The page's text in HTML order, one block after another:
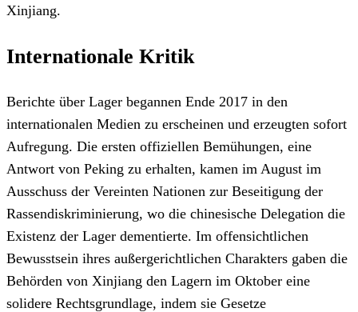
Xinjiang.
Internationale Kritik
Berichte über Lager begannen Ende 2017 in den
internationalen Medien zu erscheinen und erzeugten sofort
Aufregung. Die ersten offiziellen Bemühungen, eine
Antwort von Peking zu erhalten, kamen im August im
Ausschuss der Vereinten Nationen zur Beseitigung der
Rassendiskriminierung, wo die chinesische Delegation die
Existenz der Lager dementierte. Im offensichtlichen
Bewusstsein ihres außergerichtlichen Charakters gaben die
Behörden von Xinjiang den Lagern im Oktober eine
solidere Rechtsgrundlage, indem sie Gesetze